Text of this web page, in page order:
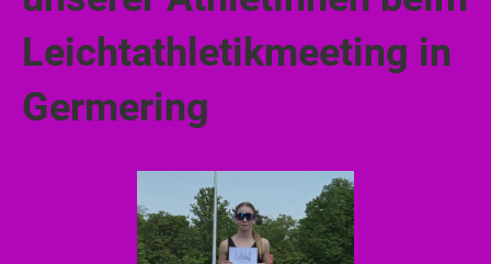
Leichtathletikmeeting in
Germering